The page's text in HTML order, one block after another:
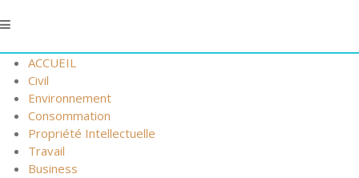
ACCUEIL
Civil
Environnement
Consommation
Propriété Intellectuelle
Travail
Business